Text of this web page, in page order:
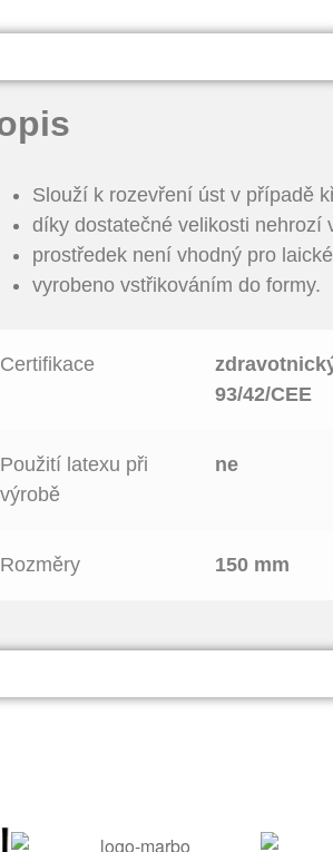
Slouží k rozevření úst v případě
díky dostatečné velikosti nehrozí
prostředek není vhodný pro
vyrobeno vstřikováním do formy.
Certifikace
93/42/CEE
Použití latexu při
výrobě
ne
Rozměry 150 mm